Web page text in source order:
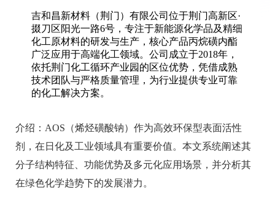
吉和昌新材料（荆门）有限公司位于荆门高新区·
掇刀区阳光一路6号，专注于新能源化学品及精细
化工原材料的研发与生产，核心产品丙烷磺内酯
广泛应用于高端化工领域。公司成立于2018年，
依托荆门化工循环产业园的区位优势，凭借成熟
技术团队与严格质量管理，为行业提供专业可靠
的化工解决方案。
介绍： AOS（烯烃磺酸钠）作为高效环保型表面活性
剂，在日化及工业领域具有重要价值。本文系统阐述其
分子结构特征、功能优势及多元化应用场景，并分析其
在绿色化学趋势下的发展潜力。